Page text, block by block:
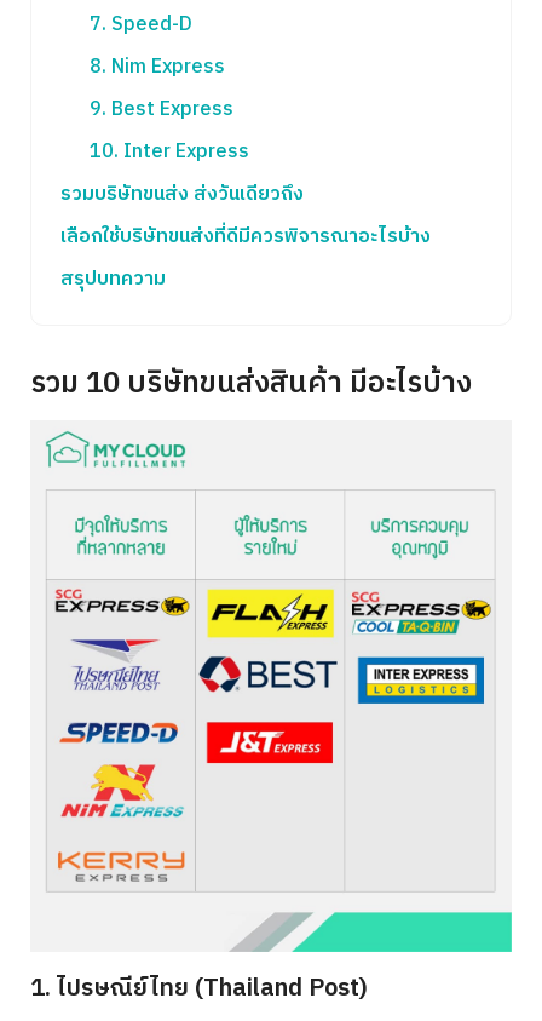
7. Speed-D
8. Nim Express
9. Best Express
10. Inter Express
รวมบริษัทขนส่ง ส่งวันเดียวถึง
เลือกใช้บริษัทขนส่งที่ดีมีควรพิจารณาอะไรบ้าง
สรุปบทความ
รวม 10 บริษัทขนส่งสินค้า มีอะไรบ้าง
1. ไปรษณีย์ไทย (Thailand Post)